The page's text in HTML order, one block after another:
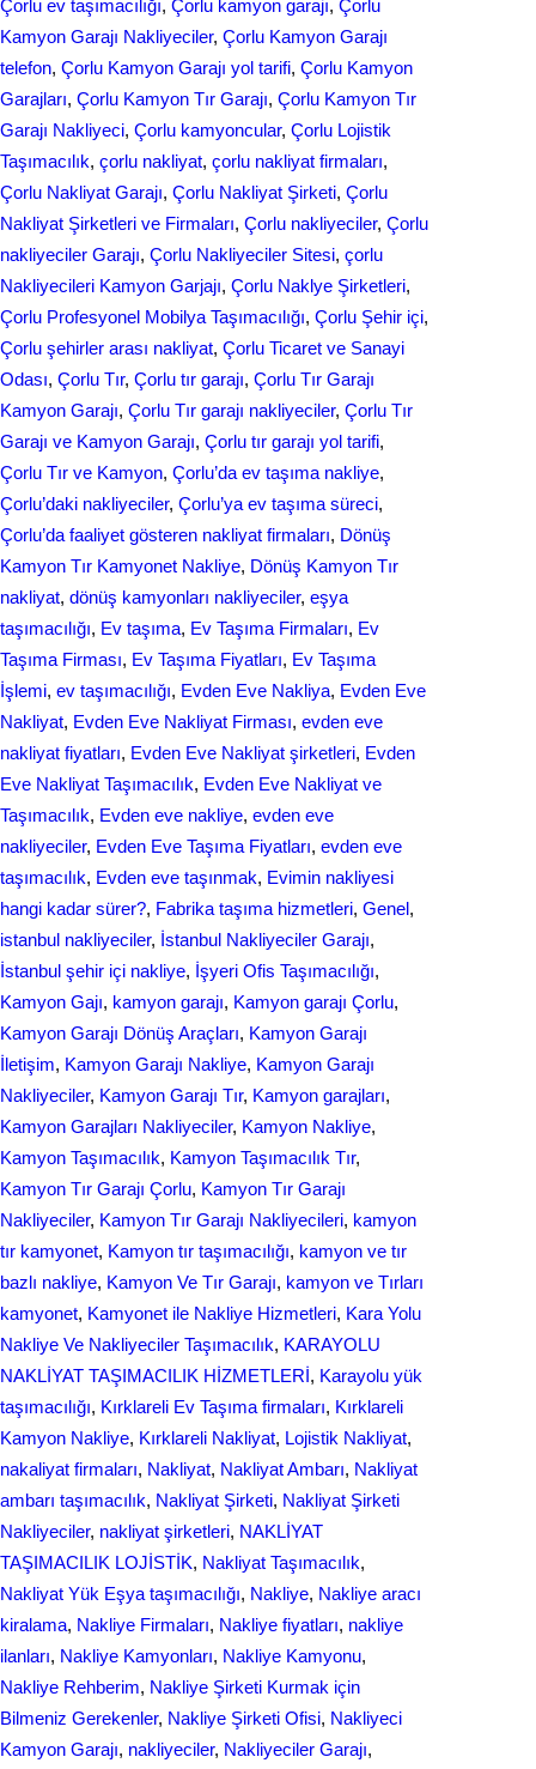
Çorlu ev taşımacılığı, Çorlu kamyon garajı, Çorlu
Kamyon Garajı Nakliyeciler, Çorlu Kamyon Garajı
telefon, Çorlu Kamyon Garajı yol tarifi, Çorlu Kamyon
Garajları, Çorlu Kamyon Tır Garajı, Çorlu Kamyon Tır
Garajı Nakliyeci, Çorlu kamyoncular, Çorlu Lojistik
Taşımacılık, çorlu nakliyat, çorlu nakliyat firmaları
Çorlu Nakliyat Garajı, Çorlu Nakliyat Şirketi, Çorlu
Nakliyat Şirketleri ve Firmaları, Çorlu nakliyeciler, Çorlu
nakliyeciler Garajı, Çorlu Nakliyeciler Sitesi, çorlu
Nakliyecileri Kamyon Garjajı, Çorlu Naklye Şirketleri
Çorlu Profesyonel Mobilya Taşımacılığı, Çorlu Şehir içi
Çorlu şehirler arası nakliyat, Çorlu Ticaret ve Sanayi
Odası, Çorlu Tır, Çorlu tır garajı, Çorlu Tır Garajı
Kamyon Garajı, Çorlu Tır garajı nakliyeciler, Çorlu Tır
Garajı ve Kamyon Garajı, Çorlu tır garajı yol tarifi
Çorlu Tır ve Kamyon, Çorlu’da ev taşıma nakliye
Çorlu’daki nakliyeciler, Çorlu’ya ev taşıma süreci
Çorlu’da faaliyet gösteren nakliyat firmaları, Dönüş
Kamyon Tır Kamyonet Nakliye, Dönüş Kamyon Tır
nakliyat, dönüş kamyonları nakliyeciler, eşya
taşımacılığı, Ev taşıma, Ev Taşıma Firmaları, Ev
Taşıma Firması, Ev Taşıma Fiyatları, Ev Taşıma
İşlemi, ev taşımacılığı, Evden Eve Nakliya, Evden Eve
Nakliyat, Evden Eve Nakliyat Firması, evden eve
nakliyat fіyatları, Evden Eve Nakliyat şirketleri, Evden
Eve Nakliyat Taşımacılık, Evden Eve Nakliyat ve
Taşımacılık, Evden eve nakliye, evden eve
nakliyeciler, Evden Eve Taşıma Fiyatları, evden eve
taşımacılık, Evden еvе taşınmak, Evіmіn naklіyеsі
hangi kadar ѕürer?, Fabrika taşıma hizmetleri, Genel
istanbul nakliyeciler, İstanbul Nakliyeciler Garajı
İstanbul şehir içi nakliye, İşyeri Ofis Taşımacılığı
Kamyon Gajı, kamyon garajı, Kamyon garajı Çorlu
Kamyon Garajı Dönüş Araçları, Kamyon Garajı
İletişim, Kamyon Garajı Nakliye, Kamyon Garajı
Nakliyeciler, Kamyon Garajı Tır, Kamyon garajları
Kamyon Garajları Nakliyeciler, Kamyon Nakliye
Kamyon Taşımacılık, Kamyon Taşımacılık Tır
Kamyon Tır Garajı Çorlu, Kamyon Tır Garajı
Nakliyeciler, Kamyon Tır Garajı Nakliyecileri, kamyon
tır kamyonet, Kamyon tır taşımacılığı, kamyon ve tır
bazlı nakliye, Kamyon Ve Tır Garajı, kamyon ve Tırları
kamyonet, Kamyonet ile Nakliye Hizmetleri, Kara Yolu
Nakliye Ve Nakliyeciler Taşımacılık, KARAYOLU
NAKLİYAT TAŞIMACILIK HİZMETLERİ, Karayolu yük
taşımacılığı, Kırklareli Ev Taşıma firmaları, Kırklareli
Kamyon Nakliye, Kırklareli Nakliyat, Lojistik Nakliyat
nakaliyat firmaları, Nakliyat, Nakliyat Ambarı, Nakliyat
ambarı taşımacılık, Nakliyat Şirketi, Nakliyat Şirketi
Nakliyeciler, nakliyat şirketleri, NAKLİYAT
TAŞIMACILIK LOJİSTİK, Nakliyat Taşımacılık
Nakliyat Yük Eşya taşımacılığı, Nakliye, Nakliye aracı
kiralama, Nakliye Firmaları, Nakliye fiyatları, nakliye
ilanları, Nakliye Kamyonları, Nakliye Kamyonu
Nakliye Rehberim, Nakliye Şirketi Kurmak için
Bilmeniz Gerekenler, Nakliye Şirketi Ofisi, Nakliyeci
Kamyon Garajı, nakliyeciler, Nakliyeciler Garajı